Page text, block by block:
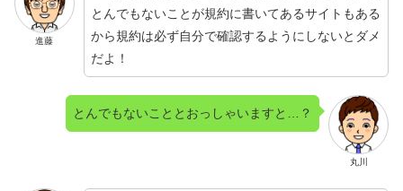
進藤
とんでもないことが規約に書いてあるサイトもある
から規約は必ず自分で確認するようにしないとダメ
だよ！
丸川
とんでもないこととおっしゃいますと…？